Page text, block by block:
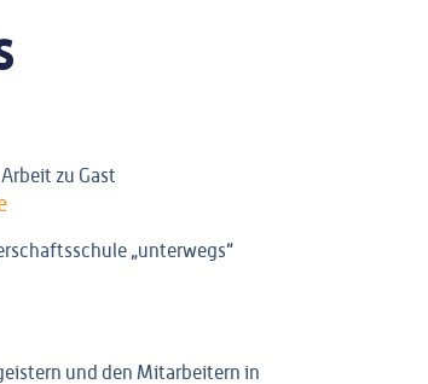
zu Gast
„unterwegs“
und den Mitarbeitern in